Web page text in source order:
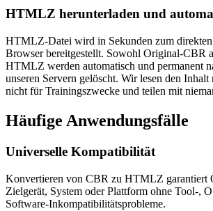
HTMLZ herunterladen und
HTMLZ-Datei wird in Sekunden zum
Browser bereitgestellt. Sowohl Original-CBR
HTMLZ werden automatisch und permanent
unseren Servern gelöscht. Wir lesen den Inhalt
nicht für Trainingszwecke und teilen mit
Häufige Anwendungsfälle
Universelle Kompatibilität
Konvertieren von CBR zu HTMLZ garantiert
Zielgerät, System oder Plattform ohne Tool-,
Software-Inkompatibilitätsprobleme.